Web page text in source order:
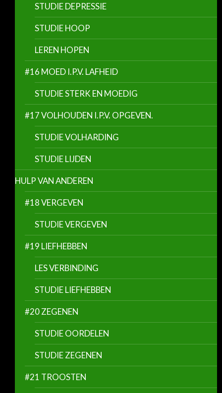
STUDIE DEPRESSIE
STUDIE HOOP
LEREN HOPEN
#16 MOED I.P.V. LAFHEID
STUDIE STERK EN MOEDIG
#17 VOLHOUDEN I.P.V. OPGEVEN.
STUDIE VOLHARDING
STUDIE LIJDEN
HULP VAN ANDEREN
#18 VERGEVEN
STUDIE VERGEVEN
#19 LIEFHEBBEN
LES VERBINDING
STUDIE LIEFHEBBEN
#20 ZEGENEN
STUDIE OORDELEN
STUDIE ZEGENEN
#21 TROOSTEN